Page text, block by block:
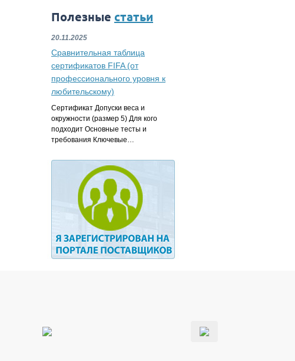
Полезные статьи
20.11.2025
Сравнительная таблица
сертификатов FIFA (от
профессионального уровня к
любительскому)
Сертификат Допуски веса и
окружности (размер 5) Для кого
подходит Основные тесты и
требования Ключевые…